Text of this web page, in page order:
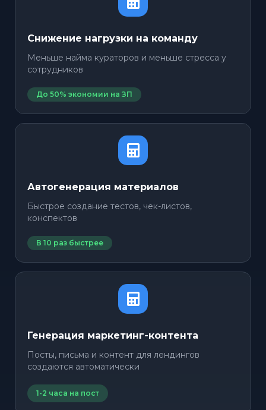
Снижение нагрузки на команду
Меньше найма кураторов и меньше стресса у
сотрудников
До 50% экономии на ЗП
Автогенерация материалов
Быстрое создание тестов, чек-листов,
конспектов
В 10 раз быстрее
Генерация маркетинг-контента
Посты, письма и контент для лендингов
создаются автоматически
1-2 часа на пост